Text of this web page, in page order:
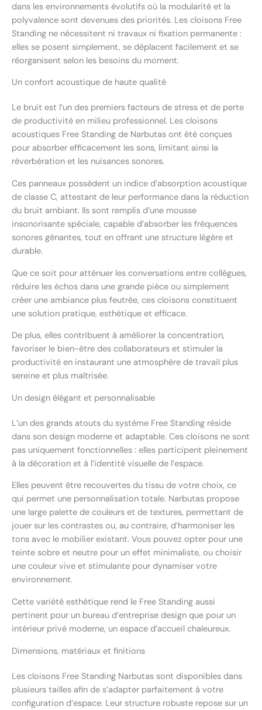
dans les environnements évolutifs où la modularité et la
polyvalence sont devenues des priorités. Les cloisons Free
Standing ne nécessitent ni travaux ni fixation permanente :
elles se posent simplement, se déplacent facilement et se
réorganisent selon les besoins du moment.
Un confort acoustique de haute qualité
Le bruit est l’un des premiers facteurs de stress et de perte
de productivité en milieu professionnel. Les cloisons
acoustiques Free Standing de Narbutas ont été conçues
pour absorber efficacement les sons, limitant ainsi la
réverbération et les nuisances sonores.
Ces panneaux possèdent un indice d’absorption acoustique
de classe C, attestant de leur performance dans la réduction
du bruit ambiant. Ils sont remplis d’une mousse
insonorisante spéciale, capable d’absorber les fréquences
sonores gênantes, tout en offrant une structure légère et
durable.
Que ce soit pour atténuer les conversations entre collègues,
réduire les échos dans une grande pièce ou simplement
créer une ambiance plus feutrée, ces cloisons constituent
une solution pratique, esthétique et efficace.
De plus, elles contribuent à améliorer la concentration,
favoriser le bien-être des collaborateurs et stimuler la
productivité en instaurant une atmosphère de travail plus
sereine et plus maîtrisée.
Un design élégant et personnalisable
L’un des grands atouts du système Free Standing réside
dans son design moderne et adaptable. Ces cloisons ne sont
pas uniquement fonctionnelles : elles participent pleinement
à la décoration et à l’identité visuelle de l’espace.
Elles peuvent être recouvertes du tissu de votre choix, ce
qui permet une personnalisation totale. Narbutas propose
une large palette de couleurs et de textures, permettant de
jouer sur les contrastes ou, au contraire, d’harmoniser les
tons avec le mobilier existant. Vous pouvez opter pour une
teinte sobre et neutre pour un effet minimaliste, ou choisir
une couleur vive et stimulante pour dynamiser votre
environnement.
Cette variété esthétique rend le Free Standing aussi
pertinent pour un bureau d’entreprise design que pour un
intérieur privé moderne, un espace d’accueil chaleureux.
Dimensions, matériaux et finitions
Les cloisons Free Standing Narbutas sont disponibles dans
plusieurs tailles afin de s’adapter parfaitement à votre
configuration d’espace. Leur structure robuste repose sur un